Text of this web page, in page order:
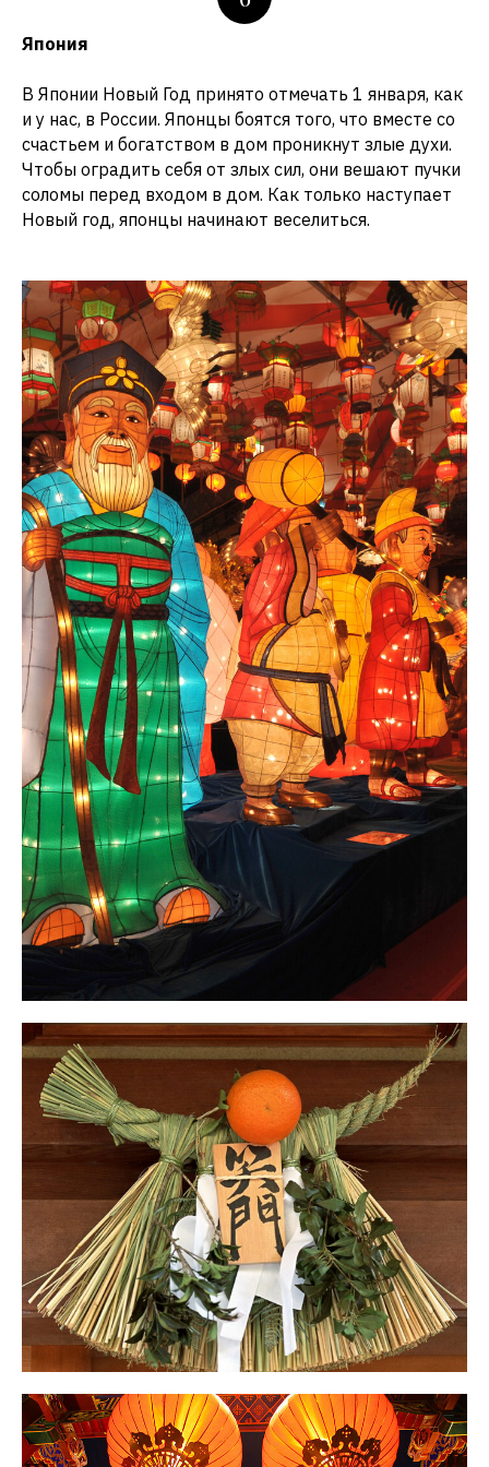
Япония
В Японии Новый Год принято отмечать 1 января, как
и у нас, в России. Японцы боятся того, что вместе со
счастьем и богатством в дом проникнут злые духи.
Чтобы оградить себя от злых сил, они вешают пучки
соломы перед входом в дом. Как только наступает
Новый год, японцы начинают веселиться.